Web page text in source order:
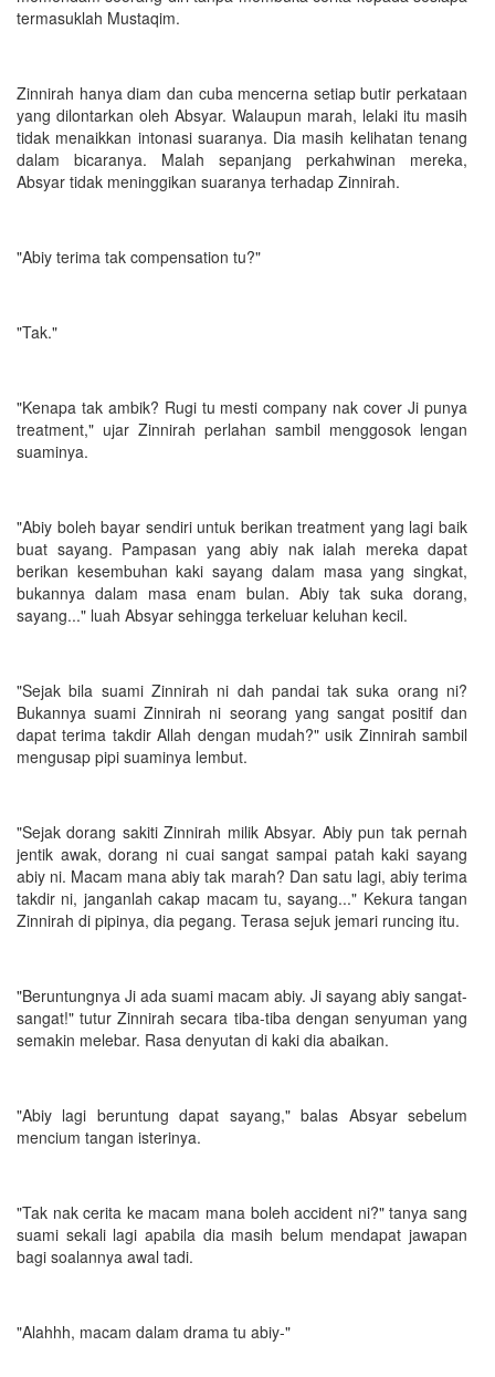
termasuklah Mustaqim.
Zinnirah hanya diam dan cuba mencerna setiap butir perkataan
yang dilontarkan oleh Absyar. Walaupun marah, lelaki itu masih
tidak menaikkan intonasi suaranya. Dia masih kelihatan tenang
dalam bicaranya. Malah sepanjang perkahwinan mereka,
Absyar tidak meninggikan suaranya terhadap Zinnirah.
"Abiy terima tak compensation tu?"
"Tak."
"Kenapa tak ambik? Rugi tu mesti company nak cover Ji punya
treatment," ujar Zinnirah perlahan sambil menggosok lengan
suaminya.
"Abiy boleh bayar sendiri untuk berikan treatment yang lagi baik
buat sayang. Pampasan yang abiy nak ialah mereka dapat
berikan kesembuhan kaki sayang dalam masa yang singkat,
bukannya dalam masa enam bulan. Abiy tak suka dorang,
sayang..." luah Absyar sehingga terkeluar keluhan kecil.
"Sejak bila suami Zinnirah ni dah pandai tak suka orang ni?
Bukannya suami Zinnirah ni seorang yang sangat positif dan
dapat terima takdir Allah dengan mudah?" usik Zinnirah sambil
mengusap pipi suaminya lembut.
"Sejak dorang sakiti Zinnirah milik Absyar. Abiy pun tak pernah
jentik awak, dorang ni cuai sangat sampai patah kaki sayang
abiy ni. Macam mana abiy tak marah? Dan satu lagi, abiy terima
takdir ni, janganlah cakap macam tu, sayang..." Kekura tangan
Zinnirah di pipinya, dia pegang. Terasa sejuk jemari runcing itu.
"Beruntungnya Ji ada suami macam abiy. Ji sayang abiy sangat-
sangat!" tutur Zinnirah secara tiba-tiba dengan senyuman yang
semakin melebar. Rasa denyutan di kaki dia abaikan.
"Abiy lagi beruntung dapat sayang," balas Absyar sebelum
mencium tangan isterinya.
"Tak nak cerita ke macam mana boleh accident ni?" tanya sang
suami sekali lagi apabila dia masih belum mendapat jawapan
bagi soalannya awal tadi.
"Alahhh, macam dalam drama tu abiy-"